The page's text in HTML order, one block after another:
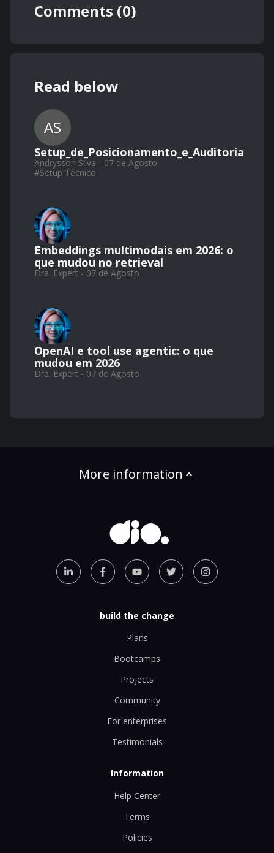
Comments (0)
Read below
AS
Setup_de_Posicionamento_e_Auditoria
Andrysson Silva - 07 de Agosto
#Setup Técnico
Embeddings multimodais em 2026: o
que mudou no retrieval
Dra. Expert - 07 de Agosto
OpenAI e tool use agentic: o que
mudou em 2026
Dra. Expert - 07 de Agosto
More information
build the change
Plans
Bootcamps
Projects
Community
For enterprises
Testimonials
Information
Help Center
Terms
Policies